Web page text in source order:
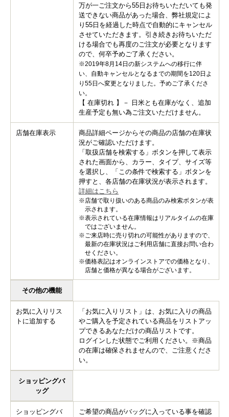
万が一ご注文から55日お待ちいただいても発
送できない商品があった場合、弊社規定によ
り55日を経過した時点で自動的にキャンセル
させていただきます。引き続きお待ちいただ
ける場合でも再度のご注文が必要となります
ので、何卒予めご了承ください。
※2019年8月14日の新システムへの移行に伴
い、自動キャンセルとなるまでの期間を120日よ
り55日へ変更となりました。予めご了承くださ
い。
【 在庫切れ 】－ 日米とも在庫がなく、追加
生産予定も無い為ご注文いただけません。
店舗在庫表示
商品詳細ページからその商品の店舗の在庫状
況がご確認いただけます。
「取扱店舗を検索する」ボタンを押して表示
された画面から、カラー、タイプ、サイズ等
を選択し、「この条件で検索する」ボタンを
押すと、各店舗の在庫状況が表示されます。
詳細はこちら
※店舗で取り扱いのある商品のみ検索ボタンが表
示されます。
※表示されている在庫情報はリアルタイムの在庫
ではございません。
※ご来店時に売り切れの可能性がありますので、
最新の在庫状況はご利用店舗に直接お問い合わ
せください。
※価格表記はオンラインストアでの価格となり、
店舗と価格が異なる場合がございます。
その他の機能
お気に入りリス
トに追加する
「お気に入りリスト」は、お気に入りの商品
やご購入を予定されている商品をリストアッ
プできるあなただけの商品リストです。
ログインした状態でご利用ください。※商品
の在庫は確保されませんので、ご注意くださ
い。
ショッピングバ
ッグ
ショッピングバ
ご希望の商品がバッグに入っている事を確認